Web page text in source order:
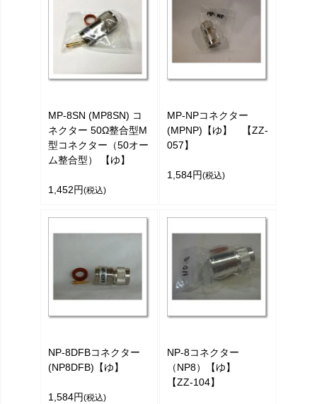
MP-8SN (MP8SN) コ
ネクター 50Ω整合型M
型コネクター（50オー
ム整合型） 【ゆ】
1,452円(税込)
MP-NPコネクター
(MPNP)【ゆ】 【ZZ-
057】
1,584円(税込)
NP-8DFBコネクター
(NP8DFB)【ゆ】
1,584円(税込)
NP-8コネクター
（NP8）【ゆ】
【ZZ-104】